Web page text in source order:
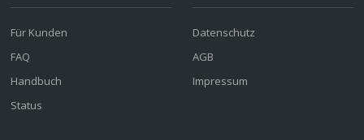
Für Kunden
FAQ
Handbuch
Status
Datenschutz
AGB
Impressum